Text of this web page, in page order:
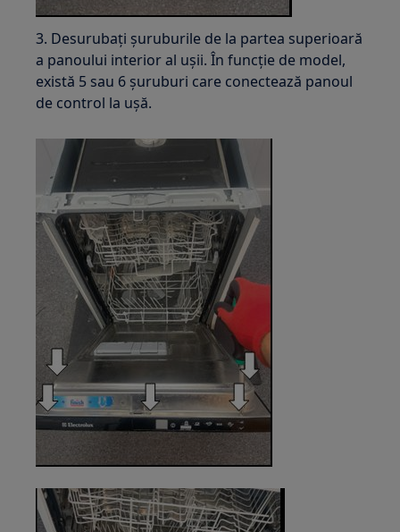
3. Desurubați șuruburile de la partea superioară
a panoului interior al ușii. În funcție de model,
există 5 sau 6 șuruburi care conectează panoul
de control la ușă.